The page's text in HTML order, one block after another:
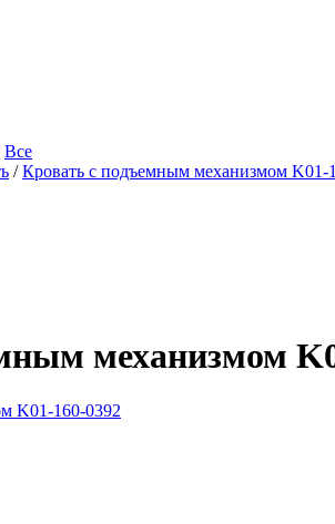
Все
/Кровать с подъемным механизмом K01-
механизмом